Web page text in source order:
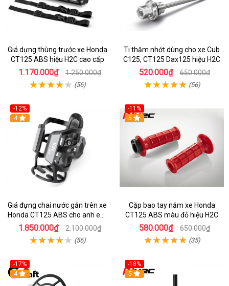
Giá dựng thùng trước xe Honda
CT125 ABS hiệu H2C cao cấp
1.170.000₫ 1.250.000₫
(56)
Ti thăm nhớt dùng cho xe Cub
C125, CT125 Dax125 hiệu H2C
520.000₫ 650.000₫
(56)
-12%
4
Giá đựng chai nước gắn trên xe
Honda CT125 ABS cho anh em
đi phượt
1.850.000₫ 2.100.000₫
(56)
-11%
5
Cặp bao tay nắm xe Honda
CT125 ABS màu đỏ hiệu H2C
580.000₫ 650.000₫
(35)
-17%
4
-18%
5